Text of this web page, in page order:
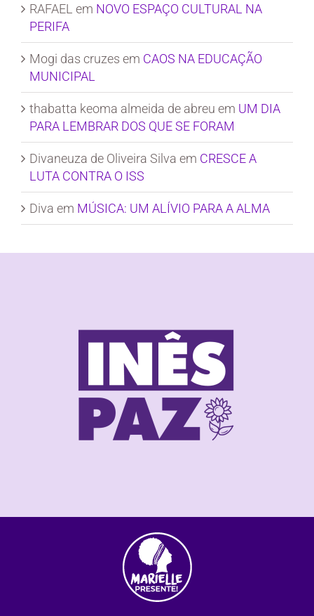
RAFAEL em NOVO ESPAÇO CULTURAL NA
PERIFA
Mogi das cruzes em CAOS NA EDUCAÇÃO
MUNICIPAL
thabatta keoma almeida de abreu em UM DIA
PARA LEMBRAR DOS QUE SE FORAM
Divaneuza de Oliveira Silva em CRESCE A
LUTA CONTRA O ISS
Diva em MÚSICA: UM ALÍVIO PARA A ALMA